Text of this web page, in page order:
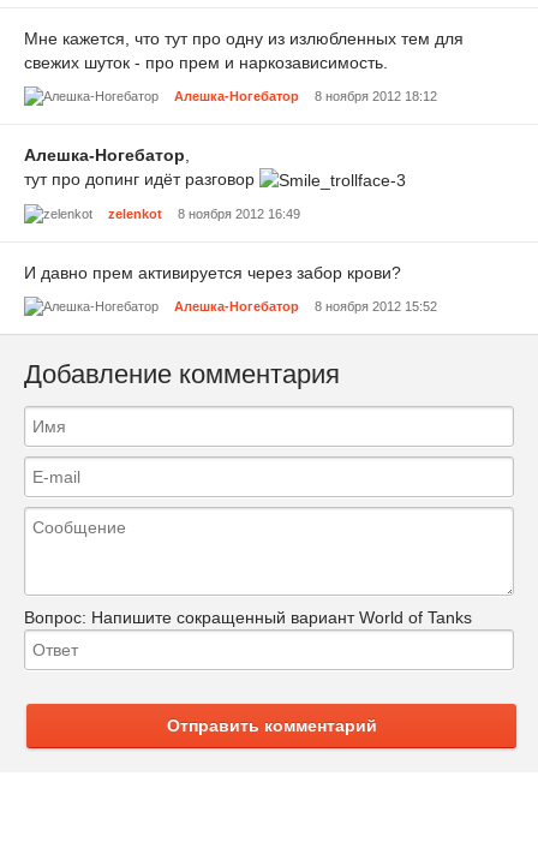
Мне кажется, что тут про одну из излюбленных тем для
свежих шуток - про прем и наркозависимость.
Алешка-Ногебатор 8 ноября 2012 18:12
Алешка-Ногебатор
тут про допинг идёт разговор
zelenkot 8 ноября 2012 16:49
И давно прем активируется через забор крови?
Алешка-Ногебатор 8 ноября 2012 15:52
Добавление комментария
Вопрос: Напишите сокращенный вариант World of Tanks
Отправить комментарий